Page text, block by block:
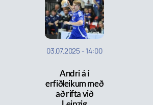
03.07.2025 -14:00
Andri á í
erfiðleikum með
að rifta við